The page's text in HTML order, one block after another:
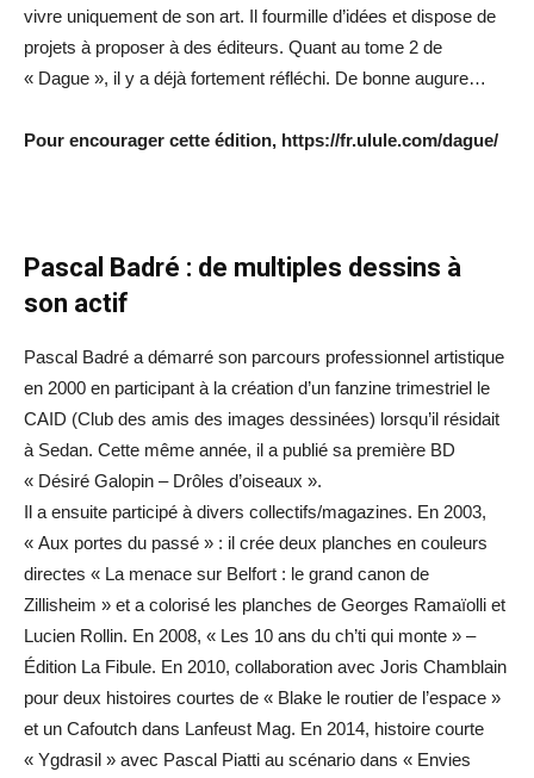
vivre uniquement de son art. Il fourmille d’idées et dispose de
projets à proposer à des éditeurs. Quant au tome 2 de
« Dague », il y a déjà fortement réfléchi. De bonne augure…
Pour encourager cette édition, https://fr.ulule.com/dague/
Pascal Badré : de multiples dessins à
son actif
Pascal Badré a démarré son parcours professionnel artistique
en 2000 en participant à la création d’un fanzine trimestriel le
CAID (Club des amis des images dessinées) lorsqu’il résidait
à Sedan. Cette même année, il a publié sa première BD
« Désiré Galopin – Drôles d’oiseaux ».
Il a ensuite participé à divers collectifs/magazines. En 2003,
« Aux portes du passé » : il crée deux planches en couleurs
directes « La menace sur Belfort : le grand canon de
Zillisheim » et a colorisé les planches de Georges Ramaïolli et
Lucien Rollin. En 2008, « Les 10 ans du ch’ti qui monte » –
Édition La Fibule. En 2010, collaboration avec Joris Chamblain
pour deux histoires courtes de « Blake le routier de l’espace »
et un Cafoutch dans Lanfeust Mag. En 2014, histoire courte
« Ygdrasil » avec Pascal Piatti au scénario dans « Envies